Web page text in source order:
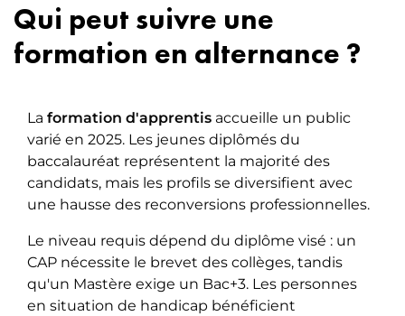
Qui peut suivre une
formation en alternance ?
La formation d'apprentis accueille un public
varié en 2025. Les jeunes diplômés du
baccalauréat représentent la majorité des
candidats, mais les profils se diversifient avec
une hausse des reconversions professionnelles.
Le niveau requis dépend du diplôme visé : un
CAP nécessite le brevet des collèges, tandis
qu'un Mastère exige un Bac+3. Les personnes
en situation de handicap bénéficient